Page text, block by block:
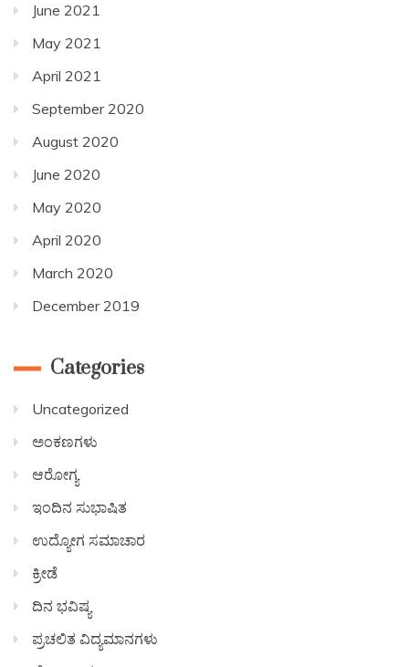
June 2021
May 2021
April 2021
September 2020
August 2020
June 2020
May 2020
April 2020
March 2020
December 2019
Categories
Uncategorized
ಅಂಕಣಗಳು
ಆರೋಗ್ಯ
ಇಂದಿನ ಸುಭಾಷಿತ
ಉದ್ಯೋಗ ಸಮಾಚಾರ
ಕ್ರೀಡೆ
ದಿನ ಭವಿಷ್ಯ
ಪ್ರಚಲಿತ ವಿದ್ಯಮಾನಗಳು